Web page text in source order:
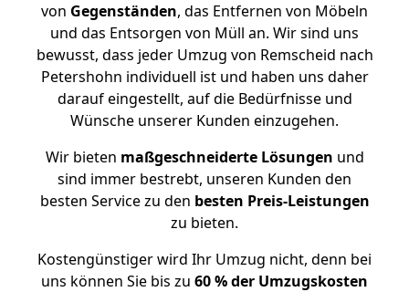
von Gegenständen, das Entfernen von Möbeln
und das Entsorgen von Müll an. Wir sind uns
bewusst, dass jeder Umzug von Remscheid nach
Petershohn individuell ist und haben uns daher
darauf eingestellt, auf die Bedürfnisse und
Wünsche unserer Kunden einzugehen.
Wir bieten maßgeschneiderte Lösungen und
sind immer bestrebt, unseren Kunden den
besten Service zu den besten Preis-Leistungen
zu bieten.
Kostengünstiger wird Ihr Umzug nicht, denn bei
uns können Sie bis zu 60 % der Umzugskosten